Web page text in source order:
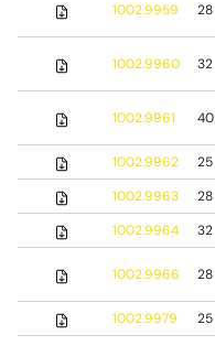
1002.9959 28
1002.9960 32
1002.9961 40
1002.9962 25
1002.9963
28
1002.9964
32
1002.9966 28
1002.9979 25